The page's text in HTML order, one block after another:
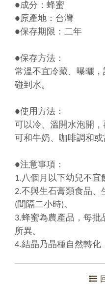
●成分：蜂蜜
●原產地：台灣
●保存期限：二年
●保存方法：
常溫不宜冷藏、曝曬
碰到水。
●使用方法：
可以冷、溫開水泡開，
可和牛奶、咖啡調和或
●注意事項：
1.八個月以下幼兒不宜
2.不與生石膏類食品、
(間隔二小時)。
3.蜂蜜為農產品，每
所異。
4.結晶乃晶種自然轉化